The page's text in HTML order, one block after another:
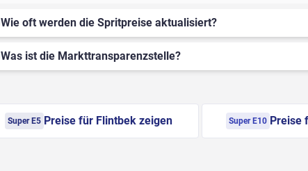
Wie oft werden die Spritpreise aktualisiert?
Was ist die Markttransparenzstelle?
Super E5 Preise für Flintbek zeigen Super E10 Preise